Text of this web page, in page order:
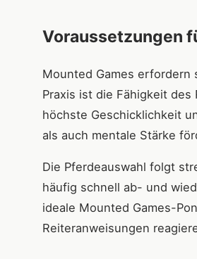
Voraussetzungen
Mounted Games erfordern
Praxis ist die Fähigkeit
höchste Geschicklichkeit
als auch mentale Stärke
Die Pferdeauswahl folgt
häufig schnell ab- und
ideale Mounted Games-
Reiteranweisungen